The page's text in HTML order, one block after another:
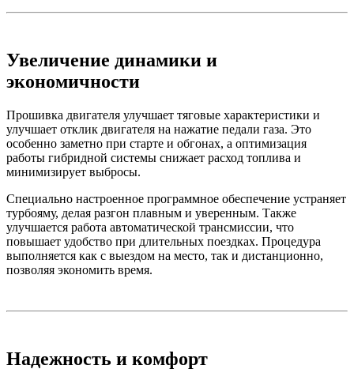
Увеличение динамики и
экономичности
Прошивка двигателя улучшает тяговые характеристики и
улучшает отклик двигателя на нажатие педали газа. Это
особенно заметно при старте и обгонах, а оптимизация
работы гибридной системы снижает расход топлива и
минимизирует выбросы.
Специально настроенное программное обеспечение устраняет
турбояму, делая разгон плавным и уверенным. Также
улучшается работа автоматической трансмиссии, что
повышает удобство при длительных поездках. Процедура
выполняется как с выездом на место, так и дистанционно,
позволяя экономить время.
Надежность и комфорт